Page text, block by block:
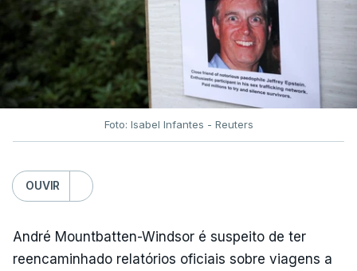
Foto: Isabel Infantes - Reuters
OUVIR
André Mountbatten-Windsor é suspeito de ter
reencaminhado relatórios oficiais sobre viagens a